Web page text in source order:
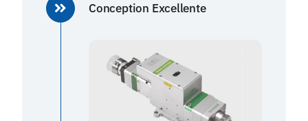
Conception Excellente